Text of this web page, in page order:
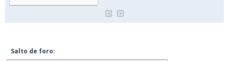
Salto de foro: